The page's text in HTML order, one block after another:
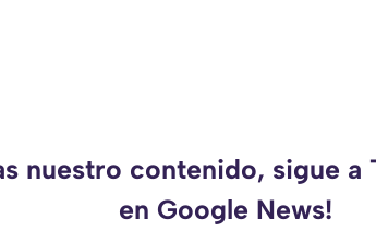
nuestro contenido, sigue
en Google News!